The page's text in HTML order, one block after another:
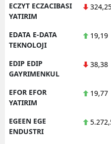
ECZYT ECZACIBASI
YATIRIM
EDATA E-DATA
TEKNOLOJI
19,19
EDIP EDIP
GAYRIMENKUL
38,38
EFOR EFOR
YATIRIM
19,77
EGEEN EGE
ENDUSTRI